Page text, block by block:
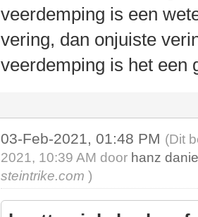
veerdemping is een
vering, dan onjuiste
veerdemping is het een
03-Feb-2021, 01:48 PM (Dit
2021, 10:39 AM door hanz
steintrike.com )